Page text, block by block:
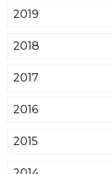
2019
2018
2017
2016
2015